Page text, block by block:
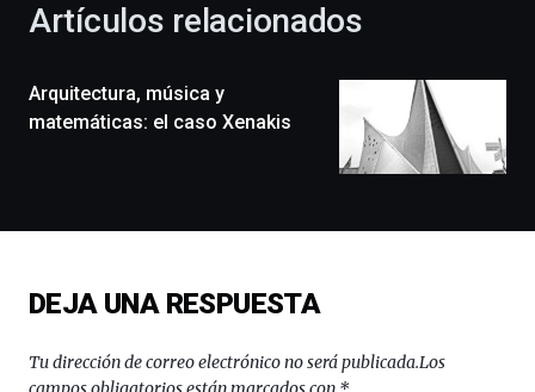
celebración
novena
edición
que
la
ciudad
Artículos relacionados
Arquitectura, música y
matemáticas: el caso Xenakis
DEJA UNA RESPUESTA
Tu dirección de correo electrónico no será publicada.Los